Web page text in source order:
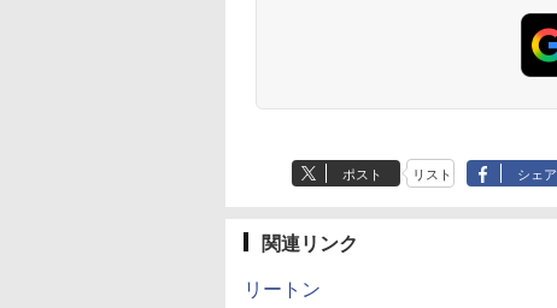
ポスト リスト シェア
関連リンク
リートン